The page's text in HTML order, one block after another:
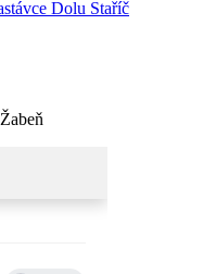
Dolu Staříč